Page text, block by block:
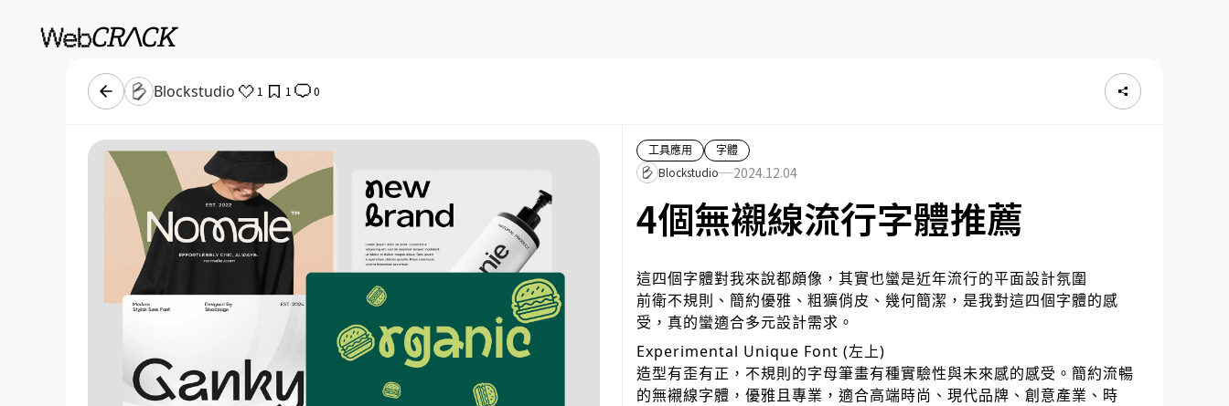
Blockstudio 1 1 0
工具應用
字體
Blockstudio
2024.12.04
4個無襯線流行字體推薦
這四個字體對我來說都頗像，其實也蠻是近年流行的平面設計氛圍
前衛不規則、簡約優雅、粗獷俏皮、幾何簡潔，是我對這四個字體的感
受，真的蠻適合多元設計需求。
Experimental Unique Font (左上)
造型有歪有正，不規則的字母筆畫有種實驗性與未來感的感受。簡約流暢
的無襯線字體，優雅且專業，適合高端時尚、現代品牌、創意產業、時